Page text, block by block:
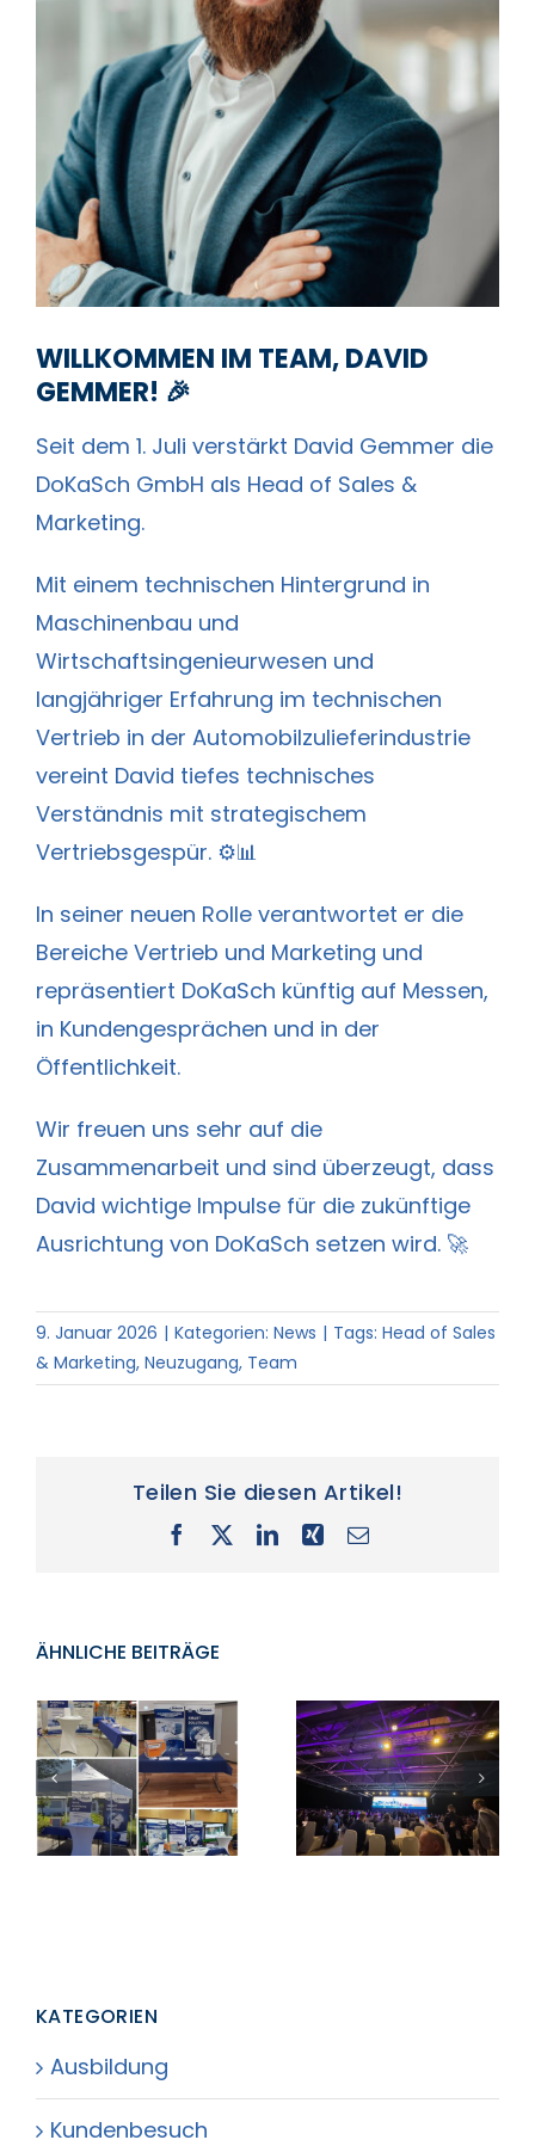
WILLKOMMEN IM TEAM, DAVID
GEMMER! 🎉
Seit dem 1. Juli verstärkt David Gemmer die
DoKaSch GmbH als Head of Sales &
Marketing.
Mit einem technischen Hintergrund in
Maschinenbau und
Wirtschaftsingenieurwesen und
langjähriger Erfahrung im technischen
Vertrieb in der Automobilzulieferindustrie
vereint David tiefes technisches
Verständnis mit strategischem
Vertriebsgespür. ⚙️📊
In seiner neuen Rolle verantwortet er die
Bereiche Vertrieb und Marketing und
repräsentiert DoKaSch künftig auf Messen,
in Kundengesprächen und in der
Öffentlichkeit.
Wir freuen uns sehr auf die
Zusammenarbeit und sind überzeugt, dass
David wichtige Impulse für die zukünftige
Ausrichtung von DoKaSch setzen wird. 🚀
9. Januar 2026 | Kategorien: News | Tags: Head of Sales
& Marketing, Neuzugang, Team
Teilen Sie diesen Artikel!
Facebook LinkedIn
XingE-
ÄHNLICHE BEITRÄGE
Die Dokasch
GmbH auf der
Jobmesse in
Montabaur
Vom
Westerwald
nach Hong
Kong:
Einblicke in
das IATA
KATEGORIEN
Ausbildung
Kundenbesuch